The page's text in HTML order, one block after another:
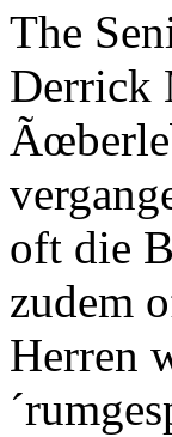
The
Derrick
oft die
zudem
Herren